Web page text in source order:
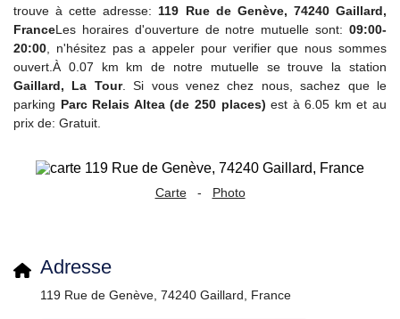
trouve à cette adresse: 119 Rue de Genève, 74240 Gaillard,
FranceLes horaires d'ouverture de notre mutuelle sont: 09:00-
20:00 , n'hésitez pas a appeler pour verifier que nous sommes
ouvert.À 0.07 km km de notre mutuelle se trouve la station
Gaillard, La Tour. Si vous venez chez nous, sachez que le
parking Parc Relais Altea (de 250 places) est à 6.05 km et au
prix de: Gratuit.
Carte - Photo
Adresse
119 Rue de Genève, 74240 Gaillard, France